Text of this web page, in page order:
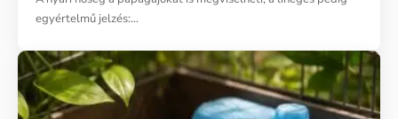
egyértelmű jelzés:…